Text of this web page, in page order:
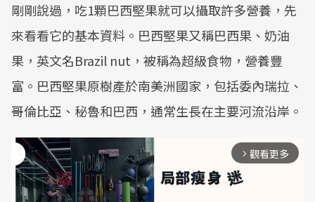
剛剛說過，吃1顆巴西堅果就可以攝取許多營養，先
來看看它的基本資料。巴西堅果又稱巴西果、奶油
果，英文名Brazil nut，被稱為超級食物，營養豐
富。巴西堅果原樹產於南美洲國家，包括委內瑞拉、
哥倫比亞、秘魯和巴西，通常生長在主要河流沿岸。
arrow_forward_ios 觀看更多